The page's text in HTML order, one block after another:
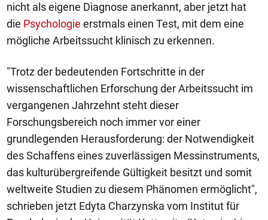
nicht als eigene Diagnose anerkannt, aber jetzt hat
die Psychologie erstmals einen Test, mit dem eine
mögliche Arbeitssucht klinisch zu erkennen.
"Trotz der bedeutenden Fortschritte in der
wissenschaftlichen Erforschung der Arbeitssucht im
vergangenen Jahrzehnt steht dieser
Forschungsbereich noch immer vor einer
grundlegenden Herausforderung: der Notwendigkeit
des Schaffens eines zuverlässigen Messinstruments,
das kulturübergreifende Gültigkeit besitzt und somit
weltweite Studien zu diesem Phänomen ermöglicht",
schrieben jetzt Edyta Charzynska vom Institut für